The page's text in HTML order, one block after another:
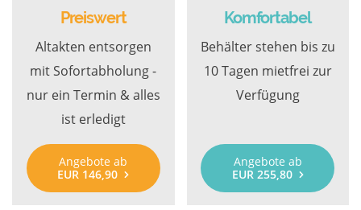
Preiswert
Altakten entsorgen
mit Sofortabholung -
nur ein Termin & alles
ist erledigt
Angebote ab
EUR 146,90
Komfortabel
Behälter stehen bis zu
10 Tagen mietfrei zur
Verfügung
Angebote ab
EUR 255,80